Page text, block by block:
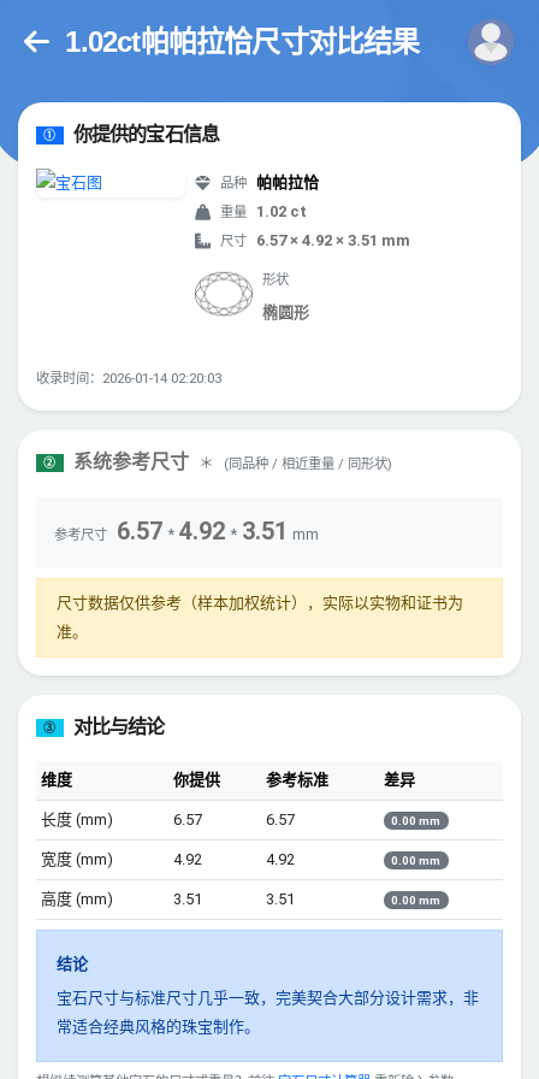
1.02ct帕帕拉恰尺寸对比结果
① 你提供的宝石信息
品种 帕帕拉恰
重量 1.02 ct
尺寸 6.57 × 4.92 × 3.51 mm
形状
椭圆形
收录时间：2026-01-14 02:20:03
② 系统参考尺寸 ＊ (同品种 / 相近重量 / 同形状)
参考尺寸 6.57 * 4.92 * 3.51 mm
尺寸数据仅供参考（样本加权统计），实际以实物和证书为
准。
③ 对比与结论
维度 你提供 参考标准 差异
长度 (mm) 6.57 6.57 0.00 mm
宽度 (mm) 4.92 4.92 0.00 mm
高度 (mm) 3.51 3.51 0.00 mm
结论
宝石尺寸与标准尺寸几乎一致，完美契合大部分设计需求，非
常适合经典风格的珠宝制作。